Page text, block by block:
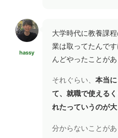
hassy
大学時代に教養課
業は取ってたんで
んどやったことがあ
それぐらい、 本当
て、就職で使える
れたっていうのが大
分からないことが